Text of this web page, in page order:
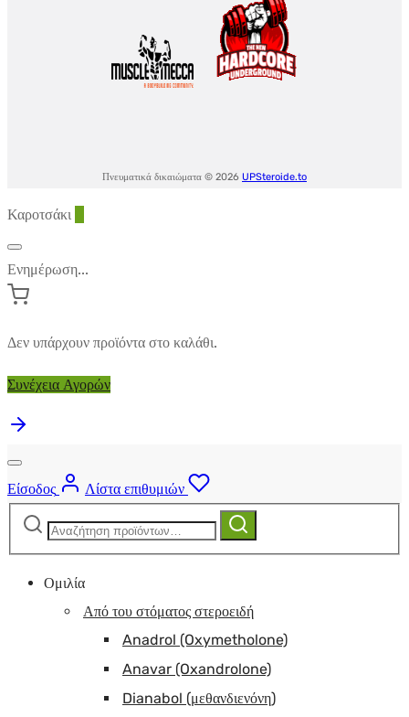
Πνευματικά δικαιώματα © 2026 UPSteroide.to
Καροτσάκι
Ενημέρωση...
Δεν υπάρχουν προϊόντα στο καλάθι.
Συνέχεια Αγορών
Είσοδος
Λίστα επιθυμιών
Αναζήτηση
Αναζήτηση
Ομιλία
Από του στόματος στεροειδή
Anadrol (Oxymetholone)
Anavar (Oxandrolone)
Dianabol (μεθανδιενόνη)